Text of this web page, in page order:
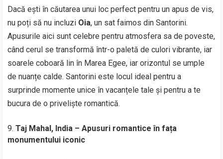
Dacă ești în căutarea unui loc perfect pentru un apus de vis,
nu poți să nu incluzi Oia, un sat faimos din Santorini.
Apusurile aici sunt celebre pentru atmosfera sa de poveste,
când cerul se transformă într-o paletă de culori vibrante, iar
soarele coboară lin în Marea Egee, iar orizontul se umple
de nuanțe calde. Santorini este locul ideal pentru a
surprinde momente unice în vacanțele tale și pentru a te
bucura de o priveliște romantică.
Taj Mahal, India – Apusuri romantice în fața
monumentului iconic